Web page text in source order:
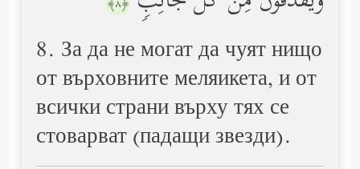
﴿٨﴾
8. За да не могат да чуят нищо
от върховните меляикета, и от
всички страни върху тях се
стоварват (падащи звезди).